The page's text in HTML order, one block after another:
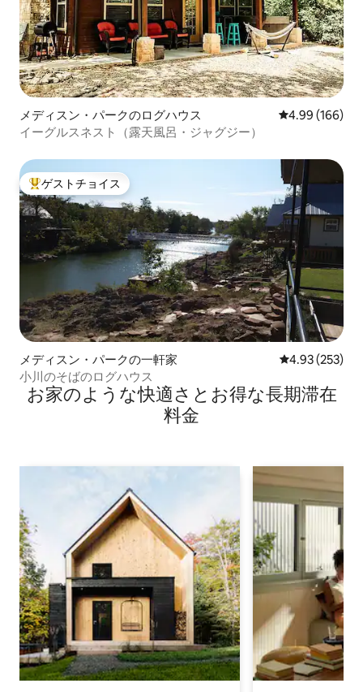
メディスン・パークのログハウス レビュー166
4.99 (166)
イーグルスネスト（露天風呂・ジャグジー）
大好評のゲストチョイスです。
ゲストチョイス
メディスン・パークの一軒家 レビュー253
4.93 (253)
小川のそばのログハウス
お家のような快⁠適⁠さ⁠とお⁠得⁠な長⁠期⁠滞⁠在
料⁠金